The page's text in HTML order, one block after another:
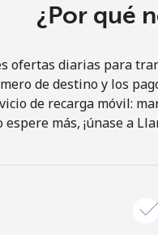
¿Por qué
ofertas diarias para
de destino y los
de recarga móvil:
más, ¡únase a